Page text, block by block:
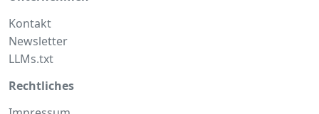
Kontakt
Newsletter
LLMs.txt
Rechtliches